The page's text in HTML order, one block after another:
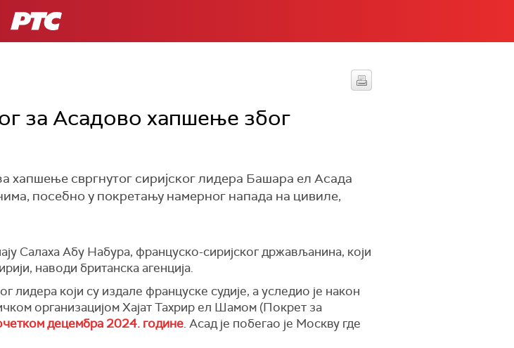
РТС
за Асадово хапшење због
хапшење свргнутог сиријског лидера Башара ел Асада
посебно у покретању намерног напада на цивиле,
Салаха Абу Набура, француско-сиријског држављанина, који
наводи британска агенција.
лидера који су издале француске судије, а уследио је након
организацијом Хајат Тахрир ел Шамом (Покрет за
децембра 2024. године. Асад је побегао је Москву где